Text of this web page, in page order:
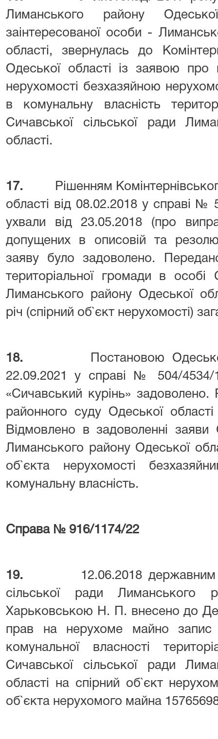
Лиманського району
заінтересованої особи -
області, звернулась до
Одеської області із заявою про
нерухомості безхазяйною
в комунальну власність
Сичавської сільської ради
області.
17.
Рішенням
області від 08.02.2018 у справі
ухвали від 23.05.2018 (про
допущених в описовій та
заяву було задоволено.
територіальної громади в особі
Лиманського району Одеської
річ (спірний об`єкт нерухомості)
18.
Постановою
22.09.2021 у справі № 504/4534/
«Сичавський курінь» задоволено.
районного суду Одеської
Відмовлено в задоволенні заяви
Лиманського району Одеської
об`єкта нерухомості
комунальну власність.
Справа № 916/1174/22
19.
12.06.2018
сільської ради Лиманського
Харьковською Н. П. внесено до
прав на нерухоме майно
комунальної власності
Сичавської сільської ради
області на спірний об`єкт
об`єкта нерухомого майна